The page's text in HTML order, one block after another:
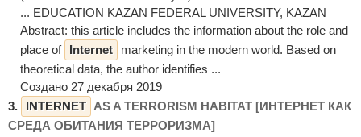
... EDUCATION KAZAN FEDERAL UNIVERSITY, KAZAN
Abstract: this article includes the information about the role and
place of Internet
marketing in the modern world. Based on
theoretical data, the author identifies ...
Создано 27 декабря 2019
3.
INTERNET AS A TERRORISM HABITAT [ИНТЕРНЕТ КАК
СРЕДА ОБИТАНИЯ ТЕРРОРИЗМА]